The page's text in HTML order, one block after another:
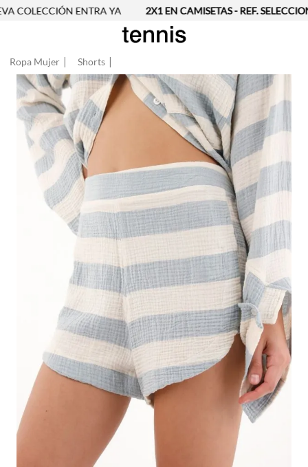
COLECCIÓN ENTRA YA 2X1 EN CAMISETAS - REF.
Ropa Mujer Shorts